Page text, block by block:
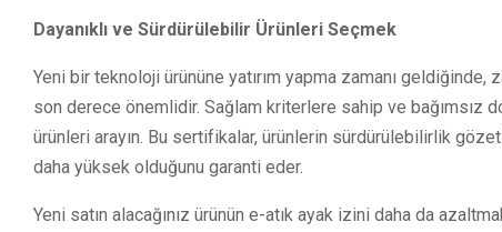
Dayanıklı ve Sürdürülebilir Ürünleri Seçmek
Yeni bir teknoloji ürününe yatırım yapma zamanı
son derece önemlidir. Sağlam kriterlere sahip ve bağımsız
ürünleri arayın. Bu sertifikalar, ürünlerin sürdürülebilirlik
daha yüksek olduğunu garanti eder.
Yeni satın alacağınız ürünün e-atık ayak izini daha da